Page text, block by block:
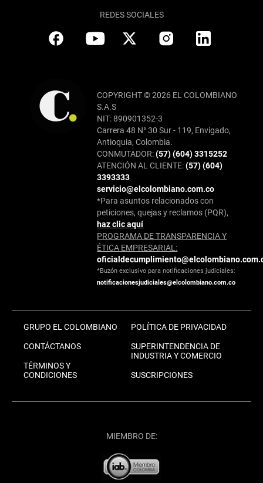
REDES SOCIALES
COPYRIGHT © 2026 EL COLOMBIANO
S.A.S
NIT: 890901352-3
Carrera 48 N° 30 Sur - 119, Envigado,
Antioquia, Colombia.
CONMUTADOR:(57) (604) 3315252
ATENCIÓN AL CLIENTE:(57) (604)
3393333
servicio@elcolombiano.com.co
*Para asuntos relacionados con
peticiones, quejas y reclamos (PQR),
haz clic aquí
PROGRAMA DE TRANSPARENCIA Y
ÉTICA EMPRESARIAL:
*Buzón exclusivo para notificaciones judiciales:
notificacionesjudiciales@elcolombiano.com.co
GRUPO EL COLOMBIANO
CONTÁCTANOS
TÉRMINOS Y
CONDICIONES
POLÍTICA DE PRIVACIDAD
SUPERINTENDENCIA DE
INDUSTRIA Y COMERCIO
SUSCRIPCIONES
MIEMBRO DE: